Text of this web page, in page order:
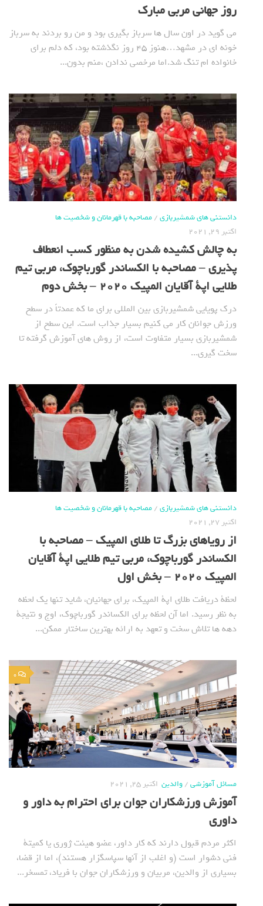
روز جهانی مربی مبارک
می گوید در اون سال ها سرباز بگیری بود و من رو بردند به سرباز
خونه ای در مشهد…هنوز ۴۵ روز نگذشته بود، که دلم برای
خانواده ام تنگ شد.اما مرخصی ندادن ،منم بدون...
دانستنی های شمشیربازی/مصاحبه با قهرمانان و شخصیت ها
اکتبر 29, 2021
به چالش کشیده شدن به منظور کسب انعطاف
پذیری – مصاحبه با الکساندر گورباچوک، مربی تیم
طلایی اپة آقایان المپیک 2020 – بخش دوم
درک پویایی شمشیربازی بین المللی برای ما که عمدتاً در سطح
ورزش جوانان کار می کنیم بسیار جذاب است. این سطح از
شمشیربازی بسیار متفاوت است، از روش های آموزش گرفته تا
سخت گیری...
دانستنی های شمشیربازی/مصاحبه با قهرمانان و شخصیت ها
اکتبر 27, 2021
از رویاهای بزرگ تا طلای المپیک – مصاحبه با
الکساندر گورباچوک، مربی تیم طلایی اپة آقایان
المپیک 2020 – بخش اول
لحظة دریافت طلای اپة المپیک، برای جهانیان، شاید تنها یک لحظه
به نظر رسید. اما آن لحظه برای الکساندر گورباچوک، اوج و نتیجة
دهه ها تلاش سخت و تعهد به ارائه بهترین ساختار ممکن...
0
مسائل آموزشی/والدین اکتبر 25, 2021
آموزش ورزشکاران جوان برای احترام به داور و
داوری
اکثر مردم قبول دارند که کار داور، عضو هیئت ژوری یا کمیتة
فنی دشوار است (و اغلب از آنها سپاسگزار هستند)، اما از قضا،
بسیاری از والدین، مربیان و ورزشکاران جوان با فریاد، تمسخر...